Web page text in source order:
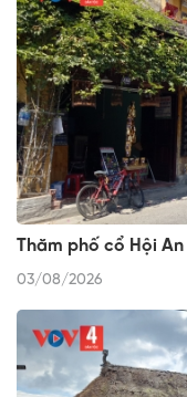
Thăm phố cổ Hội
03/08/2026